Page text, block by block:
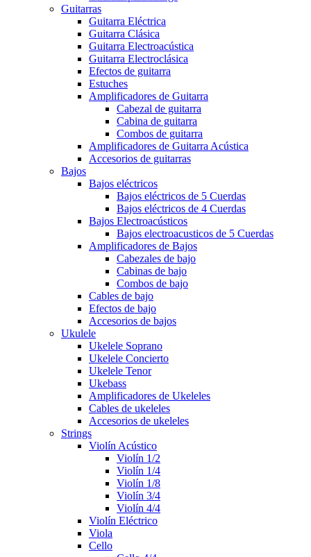
Guitarras
Guitarra Eléctrica
Guitarra Clásica
Guitarra Electroacústica
Guitarra Electroclásica
Efectos de guitarra
Estuches
Amplificadores de Guitarra
Cabezal de guitarra
Cabina de guitarra
Combos de guitarra
Amplificadores de Guitarra Acústica
Accesorios de guitarras
Bajos
Bajos eléctricos
Bajos eléctricos de 5 Cuerdas
Bajos eléctricos de 4 Cuerdas
Bajos Electroacústicos
Bajos electroacusticos de 5 Cuerdas
Amplificadores de Bajos
Cabezales de bajo
Cabinas de bajo
Combos de bajo
Cables de bajo
Efectos de bajo
Accesorios de bajos
Ukulele
Ukelele Soprano
Ukelele Concierto
Ukelele Tenor
Ukebass
Amplificadores de Ukeleles
Cables de ukeleles
Accesorios de ukeleles
Strings
Violín Acústico
Violín 1/2
Violín 1/4
Violín 1/8
Violín 3/4
Violín 4/4
Violín Eléctrico
Viola
Cello